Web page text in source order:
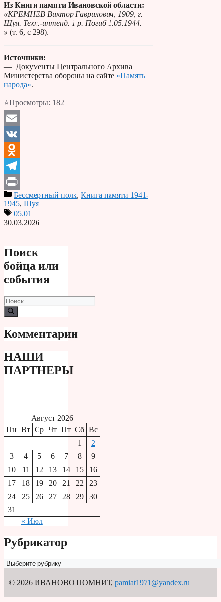
Из Книги памяти Ивановской области:
«КРЕМНЕВ Виктор Гаврилович, 1909, г.
Шуя. Техн.-интенд. 1 р. Погиб 1.05.1944.
» (т. 6, с 298).
Источники:
— Документы Центрального Архива
Министерства обороны на сайте «Память
народа».
⭐Просмотры: 182
Email
VK
Odnoklassniki
Telegram
PrintБессмертный полк, Книга памяти 1941-
1945, Шуя
05.01
30.03.2026
Поиск
бойца или
события
Поиск:
Комментарии
НАШИ
ПАРТНЕРЫ
Август 2026
Пн Вт Ср Чт Пт Сб Вс
1
2
3
4 5 6 7 8
9
10
11 12 13 14 15
16
17
18 19 20 21 22
23
24
25 26 27 28 29
30
31
« Июл
Рубрикатор
Рубрикатор
© 2026 ИВАНОВО ПОМНИТ, pamiat1971@yandex.ru